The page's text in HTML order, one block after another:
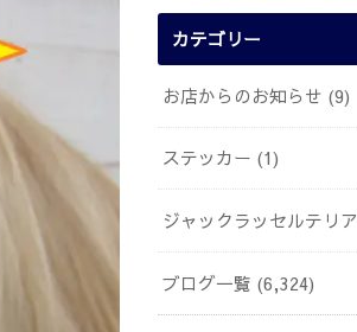
カテゴリー
お店からのお知らせ (9)
ステッカー (1)
ジャックラッセルテリア
ブログ一覧 (6,324)